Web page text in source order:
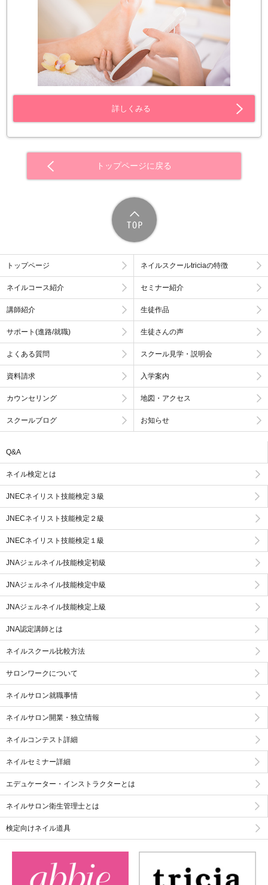
詳しくみる
トップページに戻る
トップページ ネイルスクールtriciaの特徴
ネイルコース紹介 セミナー紹介
講師紹介 生徒作品
サポート(進路/就職) 生徒さんの声
よくある質問 スクール見学・説明会
資料請求 入学案内
カウンセリング 地図・アクセス
スクールブログ お知らせ
Q&A
ネイル検定とは
JNECネイリスト技能検定３級
JNECネイリスト技能検定２級
JNECネイリスト技能検定１級
JNAジェルネイル技能検定初級
JNAジェルネイル技能検定中級
JNAジェルネイル技能検定上級
JNA認定講師とは
ネイルスクール比較方法
サロンワークについて
ネイルサロン就職事情
ネイルサロン開業・独立情報
ネイルコンテスト詳細
ネイルセミナー詳細
エデュケーター・インストラクターとは
ネイルサロン衛生管理士とは
検定向けネイル道具